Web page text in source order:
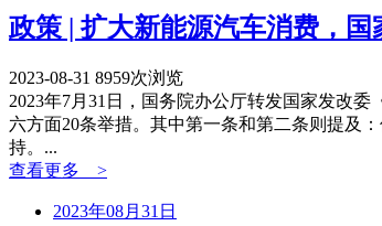
政策 | 扩大新能源汽车消费，
2023-08-31 8959次浏览
2023年7月31日，国务院办公厅转发国家发改
六方面20条举措。其中第一条和第二条则提及
持。...
查看更多 >
2023年08月31日